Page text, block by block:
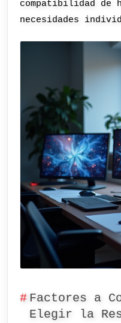
compatibilidad de
necesidades
Factores a
Elegir la